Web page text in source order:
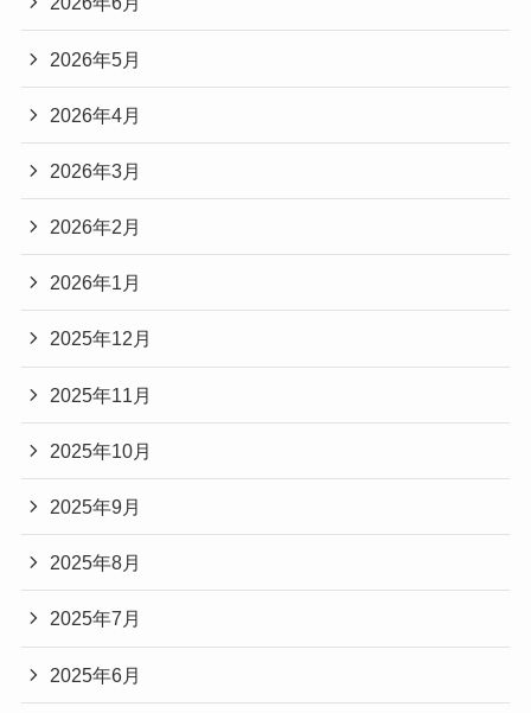
2026年5月
2026年4月
2026年3月
2026年2月
2026年1月
2025年12月
2025年11月
2025年10月
2025年9月
2025年8月
2025年7月
2025年6月